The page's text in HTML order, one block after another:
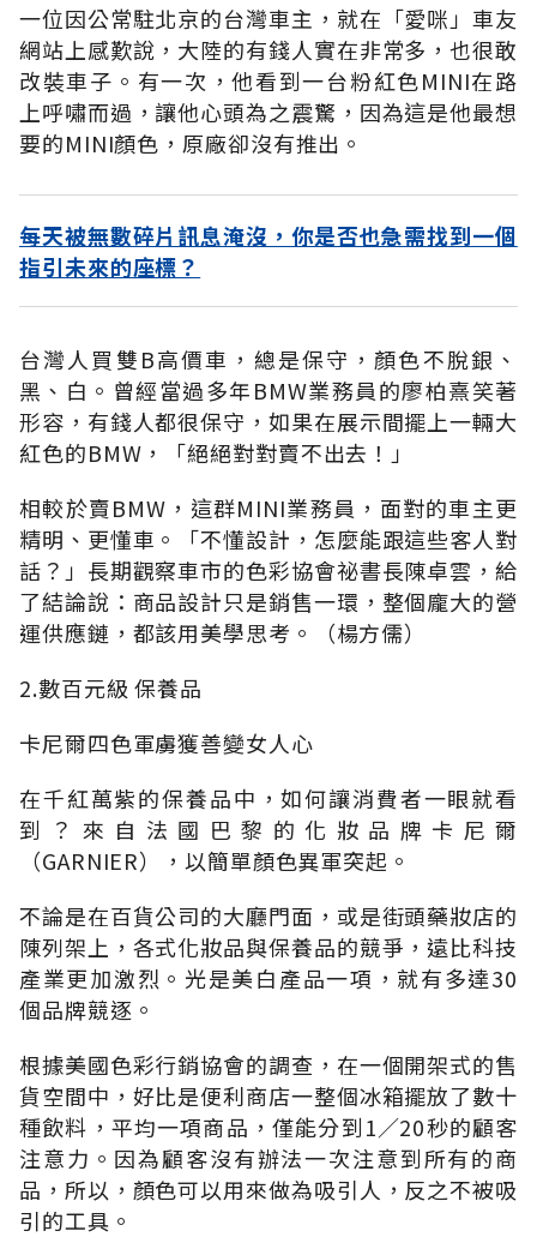
一位因公常駐北京的台灣車主，就在「愛咪」車友
網站上感歎說，大陸的有錢人實在非常多，也很敢
改裝車子。有一次，他看到一台粉紅色MINI在路
上呼嘯而過，讓他心頭為之震驚，因為這是他最想
要的MINI顏色，原廠卻沒有推出。
每天被無數碎片訊息淹沒，你是否也急需找到一個
指引未來的座標？
台灣人買雙B高價車，總是保守，顏色不脫銀、
黑、白。曾經當過多年BMW業務員的廖柏熹笑著
形容，有錢人都很保守，如果在展示間擺上一輛大
紅色的BMW，「絕絕對對賣不出去！」
相較於賣BMW，這群MINI業務員，面對的車主更
精明、更懂車。「不懂設計，怎麼能跟這些客人對
話？」長期觀察車市的色彩協會祕書長陳卓雲，給
了結論說：商品設計只是銷售一環，整個龐大的營
運供應鏈，都該用美學思考。（楊方儒）
2.數百元級 保養品
卡尼爾四色軍虜獲善變女人心
在千紅萬紫的保養品中，如何讓消費者一眼就看
到？來自法國巴黎的化妝品牌卡尼爾
（GARNIER），以簡單顏色異軍突起。
不論是在百貨公司的大廳門面，或是街頭藥妝店的
陳列架上，各式化妝品與保養品的競爭，遠比科技
產業更加激烈。光是美白產品一項，就有多達30
個品牌競逐。
根據美國色彩行銷協會的調查，在一個開架式的售
貨空間中，好比是便利商店一整個冰箱擺放了數十
種飲料，平均一項商品，僅能分到1∕20秒的顧客
注意力。因為顧客沒有辦法一次注意到所有的商
品，所以，顏色可以用來做為吸引人，反之不被吸
引的工具。